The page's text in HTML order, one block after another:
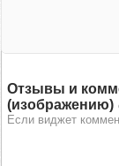
Отзывы и
(изображению)
Если виджет